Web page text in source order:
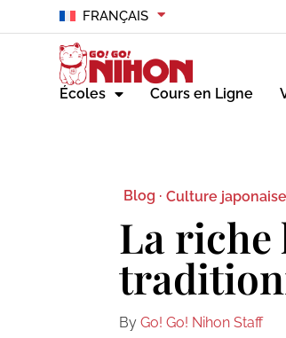
FRANÇAIS
Écoles Cours en Ligne
Blog · Culture japonaise
La riche
By Go! Go! Nihon Staff